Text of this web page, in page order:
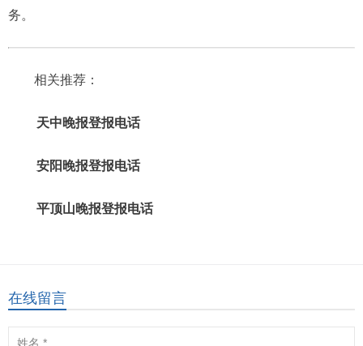
务。
相关推荐：
天中晚报登报电话
安阳晚报登报电话
平顶山晚报登报电话
在线留言